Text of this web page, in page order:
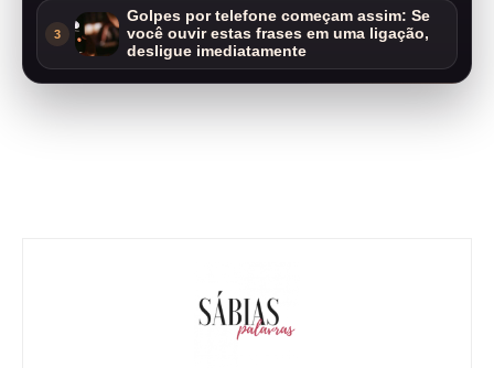
3
Golpes por telefone começam assim: Se
você ouvir estas frases em uma ligação,
desligue imediatamente